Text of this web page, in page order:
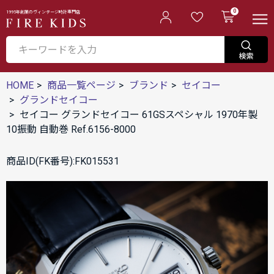
1995年創業のヴィンテージ時計専門店 0
HOME 商品一覧ページ ブランド
セイコー
グランドセイコー
セイコー グランドセイコー 61GSスペシャル 1970年製
10振動 自動巻 Ref.6156-8000
商品ID(FK番号):FK015531